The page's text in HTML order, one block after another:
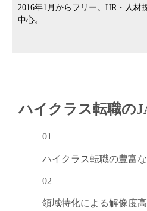
2016年1月からフリー。HR・人
中心。
ハイクラス転職の
01
ハイクラス転職の豊富
02
領域特化による解像度